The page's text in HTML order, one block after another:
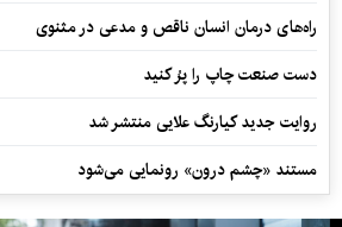
راه‌های درمان انسان ناقص و مدعی در مثنوی
دست صنعت چاپ را پرُ کنید
روایت جدید کیارنگ علایی منتشر شد
مستند «چشم درون» رونمایی می‌شود